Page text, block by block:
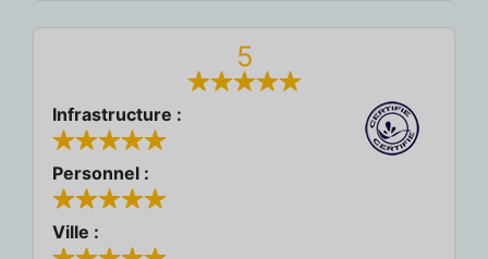
5
Infrastructure :
Personnel :
Ville :